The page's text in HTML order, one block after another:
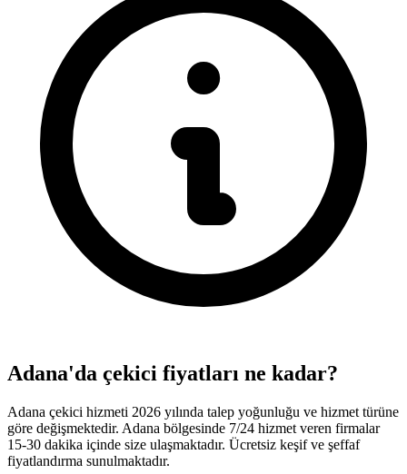
Adana'da çekici fiyatları ne kadar?
Adana çekici hizmeti 2026 yılında talep yoğunluğu ve hizmet türüne
göre değişmektedir. Adana bölgesinde 7/24 hizmet veren firmalar
15-30 dakika içinde size ulaşmaktadır. Ücretsiz keşif ve şeffaf
fiyatlandırma sunulmaktadır.